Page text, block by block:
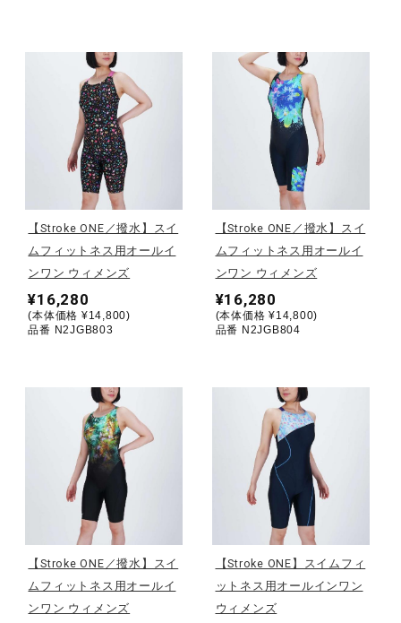
寝具／ミズノスリープ
アウトドア／レイン
サポーター
健康／エクササイズ
メディカル
コラボ／ライセンス
セール
【Stroke ONE／撥水】スイ
ムフィットネス用オールイ
ンワン ウィメンズ
¥16,280
(本体価格 ¥14,800)
品番 N2JGB803
【Stroke ONE／撥水】スイ
ムフィットネス用オールイ
ンワン ウィメンズ
¥16,280
(本体価格 ¥14,800)
品番 N2JGB804
【Stroke ONE／撥水】スイ
ムフィットネス用オールイ
ンワン ウィメンズ
【Stroke ONE】スイムフィ
ットネス用オールインワン
ウィメンズ